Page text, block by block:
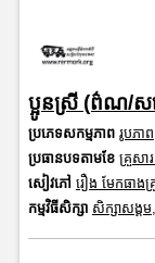
ប្អូនស្រី (ព៌ណ/ស
ប្រភេទសកម្មភាព រូបភាព
ប្រធានបទតាមខែ គ្រួសា
សៀវភៅ រឿង មែកធាងគ្
កម្មវិធីសិក្សា សិក្សាសង្គម,